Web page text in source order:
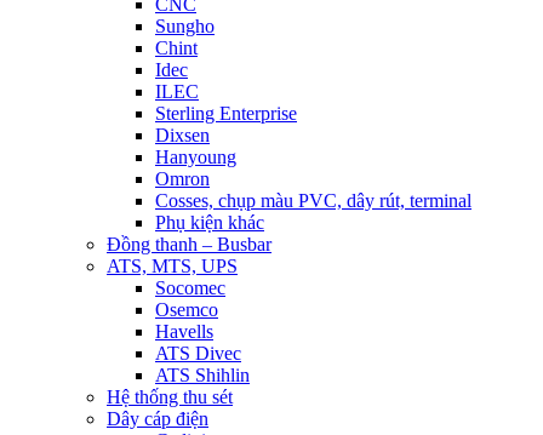
CNC
Sungho
Chint
Idec
ILEC
Sterling Enterprise
Dixsen
Hanyoung
Omron
Cosses, chụp màu PVC, dây rút, terminal
Phụ kiện khác
Đồng thanh – Busbar
ATS, MTS, UPS
Socomec
Osemco
Havells
ATS Divec
ATS Shihlin
Hệ thống thu sét
Dây cáp điện